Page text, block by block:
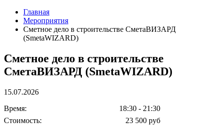
Главная
Мероприятия
Сметное дело в строительстве СметаВИЗАРД
(SmetaWIZARD)
Сметное дело в строительстве
СметаВИЗАРД (SmetaWIZARD)
15.07.2026
Время:
18:30 - 21:30
Стоимость:
23 500 руб